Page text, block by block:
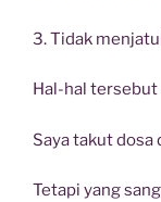
3. Tidak
Hal-hal tersebut
Saya takut dosa
Tetapi yang